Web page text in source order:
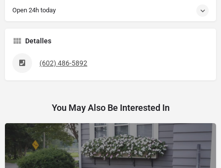
Open 24h today
Detalles
(602) 486-5892
You May Also Be Interested In